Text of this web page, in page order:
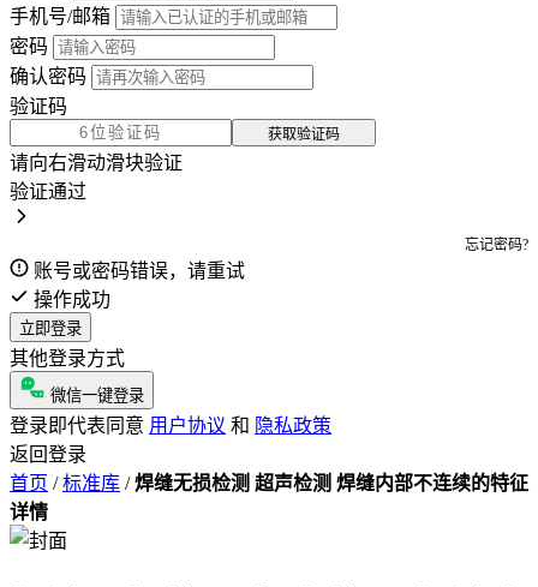
手机号/邮箱
密码
确认密码
验证码
获取验证码
请向右滑动滑块验证
验证通过
忘记密码?
账号或密码错误，请重试
操作成功
立即登录
其他登录方式
微信一键登录
登录即代表同意 用户协议 和 隐私政策
返回登录
首页 / 标准库 / 焊缝无损检测 超声检测 焊缝内部不连续的特征
详情